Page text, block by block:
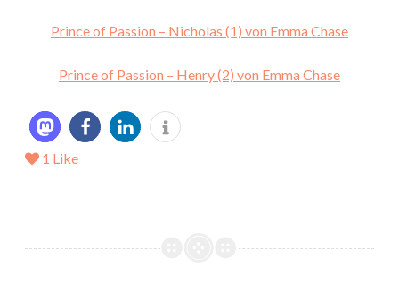
Prince of Passion – Nicholas (1) von Emma Chase
Prince of Passion – Henry (2) von Emma Chase
1 Like